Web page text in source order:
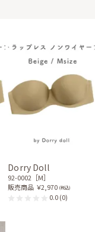
ました。 生地の特長な
とうございました。
Dorry Doll
92-0002［M］
販売商品 ￥2,970 (税込)
0.0(0)